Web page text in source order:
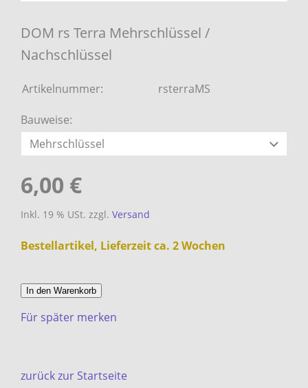
DOM rs Terra Mehrschlüssel /
Nachschlüssel
Artikelnummer: rsterraMS
Bauweise:
6,00 €
Inkl. 19 % USt. zzgl. Versand
Bestellartikel, Lieferzeit ca. 2 Wochen
In den Warenkorb
Für später merken
zurück zur Startseite